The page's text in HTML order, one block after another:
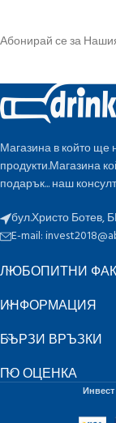
Абонирай се за
Магазина в който ще
продукти.Магазина
подарък... наш
бул.Христо Ботев,
E-mail:
ЛЮБОПИТНИ
ИНФОРМАЦИЯ
БЪРЗИ ВРЪЗКИ
ПО ОЦЕНКА